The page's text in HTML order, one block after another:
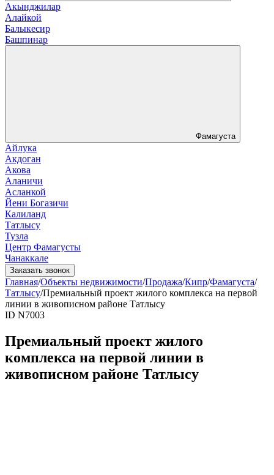
Акынджилар
Алайкой
Балыкесир
Башпинар
Фамагуста
Айлука
Акдоган
Акова
Аланичи
Асланкой
Йени Богазичи
Калиланд
Татлысу
Тузла
Центр Фамагусты
Чанаккале
Заказать звонок
Главная/Объекты недвижимости/Продажа/Кипр/Фамагуста/
Татлысу/Премиальный проект жилого комплекса на первой
линии в живописном районе Татлысу
ID N7003
Премиальный проект жилого
комплекса на первой линии в
живописном районе Татлысу